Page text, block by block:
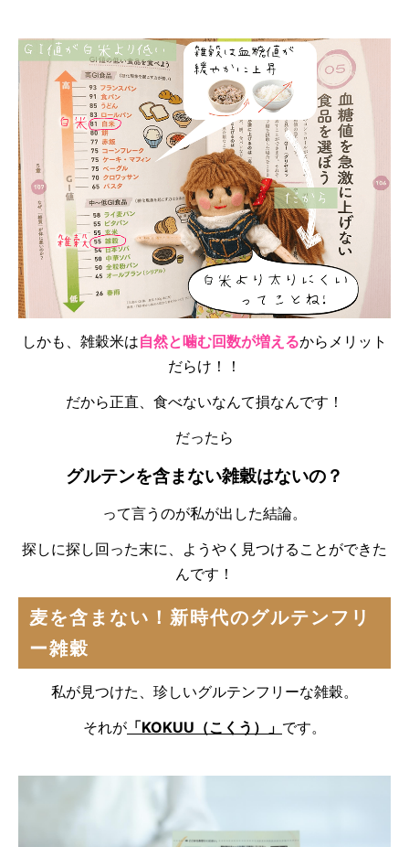
しかも、雑穀米は自然と噛む回数が増えるからメリット
だらけ！！
だから正直、食べないなんて損なんです！
だったら
グルテンを含まない雑穀はないの？
って言うのが私が出した結論。
探しに探し回った末に、ようやく見つけることができた
んです！
麦を含まない！新時代のグルテンフリ
ー雑穀
私が見つけた、珍しいグルテンフリーな雑穀。
それが 「KOKUU（こくう）」 です。